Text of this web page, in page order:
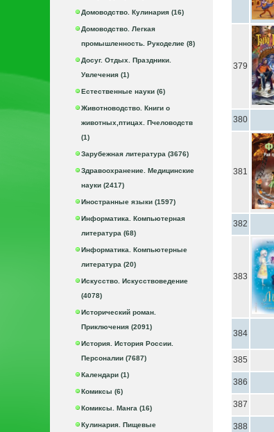
Домоводство. Кулинария (16)
Домоводство. Легкая
промышленность. Рукоделие (8)
Досуг. Отдых. Праздники.
Увлечения (1)
Естественные науки (6)
Животноводство. Книги о
животных,птицах. Пчеловодств
(1)
Зарубежная литература (3676)
Здравоохранение. Медицинские
науки (2417)
Иностранные языки (1597)
Информатика. Компьютерная
литература (68)
Информатика. Компьютерные
литература (20)
Искусство. Искусствоведение
(4078)
Исторический роман.
Приключения (2091)
История. История России.
Персоналии (7687)
Календари (1)
Комиксы (6)
Комиксы. Манга (16)
Кулинария. Пищевые
379
380
381
382
383
384
385
386
387
388